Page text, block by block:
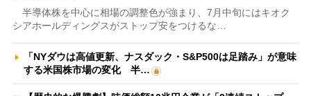
半導体株を中心に相場の調整色が強まり、7月中旬にはキオク
シアホールディングスがストップ安をつけるな…
「NYダウは高値更新、ナスダック・S&P500は足踏み」が意味
する米国株市場の変化 半…